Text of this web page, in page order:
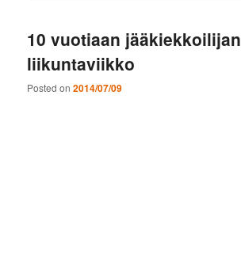
10 vuotiaan jääkiekkoilijan
liikuntaviikko
Posted on2014/07/09